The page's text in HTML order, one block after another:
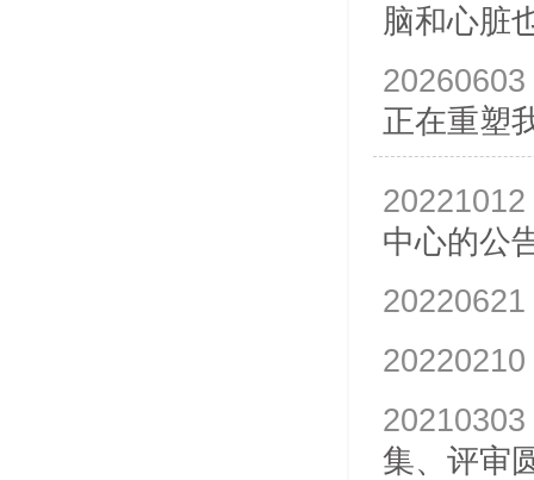
脑和心脏
20260603
正在重塑
20221012
中心的公
20220621
20220210
20210303
集、评审